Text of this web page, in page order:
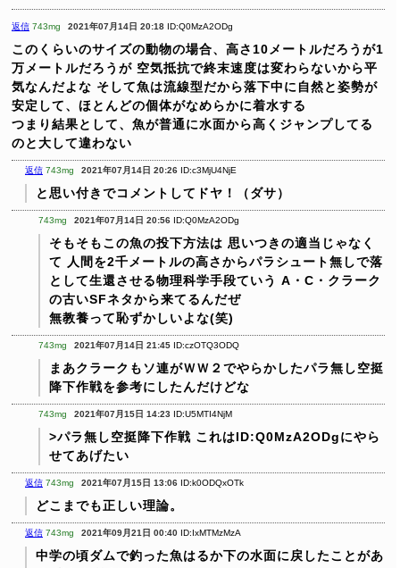
返信 743mg 2021年07月14日 20:18 ID:Q0MzA2ODg
このくらいのサイズの動物の場合、高さ10メートルだろうが1
万メートルだろうが 空気抵抗で終末速度は変わらないから平
気なんだよな そして魚は流線型だから落下中に自然と姿勢が
安定して、ほとんどの個体がなめらかに着水する
つまり結果として、魚が普通に水面から高くジャンプしてる
のと大して違わない
返信 743mg 2021年07月14日 20:26 ID:c3MjU4NjE
と思い付きでコメントしてドヤ！（ダサ）
743mg 2021年07月14日 20:56 ID:Q0MzA2ODg
そもそもこの魚の投下方法は 思いつきの適当じゃなく
て
人間を2千メートルの高さからパラシュート無しで落
として生還させる物理科学手段ていう A・C・クラーク
の古いSFネタから来てるんだぜ
無教養って恥ずかしいよな(笑)
743mg 2021年07月14日 21:45 ID:czOTQ3ODQ
まあクラークもソ連がＷＷ２でやらかしたパラ無し空挺
降下作戦を参考にしたんだけどな
743mg 2021年07月15日 14:23 ID:U5MTI4NjM
>パラ無し空挺降下作戦 これはID:Q0MzA2ODgにやら
せてあげたい
返信 743mg 2021年07月15日 13:06 ID:k0ODQxOTk
どこまでも正しい理論。
返信 743mg 2021年09月21日 00:40 ID:IxMTMzMzA
中学の頃ダムで釣った魚はるか下の水面に戻したことがあ